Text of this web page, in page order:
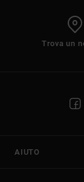
Trova un
AIUTO